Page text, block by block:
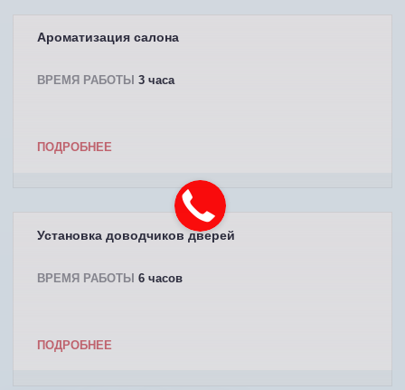
Ароматизация салона
ВРЕМЯ РАБОТЫ 3 часа
ПОДРОБНЕЕ
Установка доводчиков дверей
ВРЕМЯ РАБОТЫ 6 часов
ПОДРОБНЕЕ